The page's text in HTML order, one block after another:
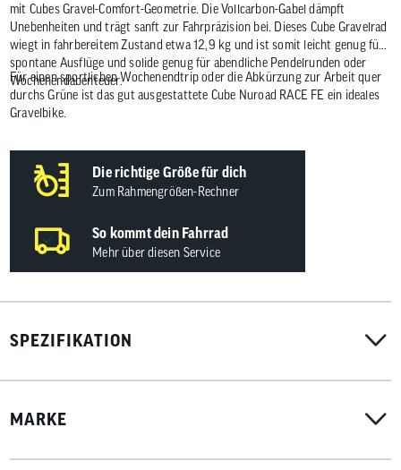
mit Cubes Gravel-Comfort-Geometrie. Die Vollcarbon-Gabel dämpft
Unebenheiten und trägt sanft zur Fahrpräzision bei. Dieses Cube Gravelrad
wiegt in fahrbereitem Zustand etwa 12,9 kg und ist somit leicht genug für
spontane Ausflüge und solide genug für abendliche Pendelrunden oder
Wochenendabenteuer.
Für einen sportlichen Wochenendtrip oder die Abkürzung zur Arbeit quer
durchs Grüne ist das gut ausgestattete Cube Nuroad RACE FE ein ideales
Gravelbike.
Die richtige Größe für dich
Zum Rahmengrößen-Rechner
So kommt dein Fahrrad
Mehr über diesen Service
SPEZIFIKATION
MARKE